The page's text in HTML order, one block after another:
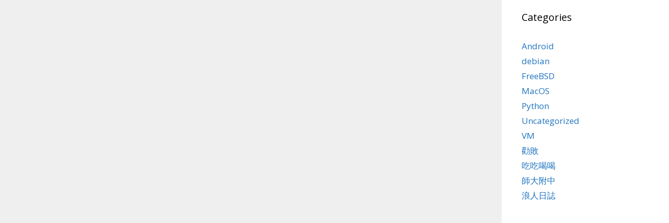
Categories
Android
debian
FreeBSD
MacOS
Python
Uncategorized
VM
勸敗
吃吃喝喝
師大附中
浪人日誌